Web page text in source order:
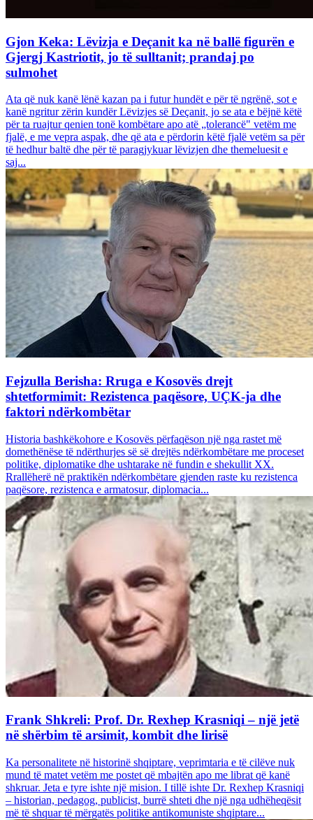
Gjon Keka: Lëvizja e Deçanit ka në ballë figurën e
Gjergj Kastriotit, jo të sulltanit; prandaj po
sulmohet
Ata që nuk kanë lënë kazan pa i futur hundët e për të ngrënë, sot e
kanë ngritur zërin kundër Lëvizjes së Deçanit, jo se ata e bëjnë këtë
për ta ruajtur qenien tonë kombëtare apo atë „tolerancë" vetëm me
fjalë, e me vepra aspak, dhe që ata e përdorin këtë fjalë vetëm sa për
të hedhur baltë dhe për të paragjykuar lëvizjen dhe themeluesit e
saj...
Fejzulla Berisha: Rruga e Kosovës drejt
shtetformimit: Rezistenca paqësore, UÇK-ja dhe
faktori ndërkombëtar
Historia bashkëkohore e Kosovës përfaqëson një nga rastet më
domethënëse të ndërthurjes së së drejtës ndërkombëtare me proceset
politike, diplomatike dhe ushtarake në fundin e shekullit XX.
Rrallëherë në praktikën ndërkombëtare gjenden raste ku rezistenca
paqësore, rezistenca e armatosur, diplomacia...
Frank Shkreli: Prof. Dr. Rexhep Krasniqi – një jetë
në shërbim të arsimit, kombit dhe lirisë
Ka personalitete në historinë shqiptare, veprimtaria e të cilëve nuk
mund të matet vetëm me postet që mbajtën apo me librat që kanë
shkruar. Jeta e tyre ishte një mision. I tillë ishte Dr. Rexhep Krasniqi
– historian, pedagog, publicist, burrë shteti dhe një nga udhëheqësit
më të shquar të mërgatës politike antikomuniste shqiptare...